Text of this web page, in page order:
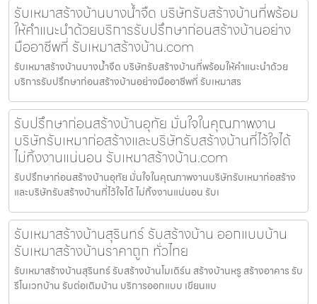
รับเหมาสร้างบ้านบางน้ำจืด บริษัทรับสร้างบ้านที่พร้อม
ให้คำแนะนำด้วยบริการรับปรึกษาก่อนสร้างบ้านอย่าง
มืออาชีพที่ รับเหมาสร้างบ้าน.com
รับเหมาสร้างบ้านบางน้ำจืด บริษัทรับสร้างบ้านที่พร้อมให้คำแนะนำด้วย
บริการรับปรึกษาก่อนสร้างบ้านอย่างมืออาชีพที่ รับเหมาสร
รับปรึกษาก่อนสร้างบ้านอุทัย มั่นใจในคุณภาพงาน
บริษัทรับเหมาก่อสร้างและบริษัทรับสร้างบ้านที่ไว้ใจได้
ไม่ทิ้งงานแน่นอน รับเหมาสร้างบ้าน.com
รับปรึกษาก่อนสร้างบ้านอุทัย มั่นใจในคุณภาพงานบริษัทรับเหมาก่อสร้าง
และบริษัทรับสร้างบ้านที่ไว้ใจได้ ไม่ทิ้งงานแน่นอน รับเ
รับเหมาสร้างบ้านสุรินทร์ รับสร้างบ้าน ออกแบบบ้าน
รับเหมาสร้างบ้านราคาถูก ทั่วไทย
รับเหมาสร้างบ้านสุรินทร์ รับสร้างบ้านโมเดิร์น สร้างบ้านหรู สร้างอาคาร รับ
รีโนเวทบ้าน รับต่อเติมบ้าน บริการออกแบบ เขียนแบ